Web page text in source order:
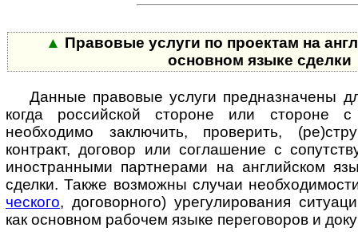
▲ Правовые услуги по проектам на
основном языке сделки
Данные правовые услуги предназначены
когда российской стороне или стороне с
необходимо заключить, проверить,
контракт, договор или соглашение с
иностранными партнерами на английском
сделки. Также возможны случаи
чес­ко­го, договорного) урегулирования
как основном рабочем языке переговоров и